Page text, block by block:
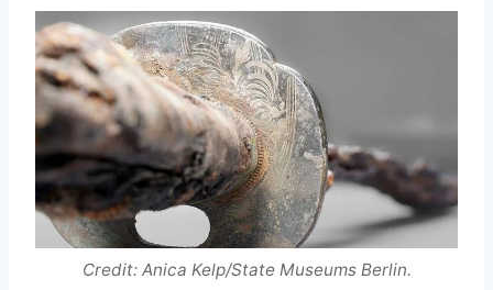
Credit: Anica Kelp/State Museums Berlin.